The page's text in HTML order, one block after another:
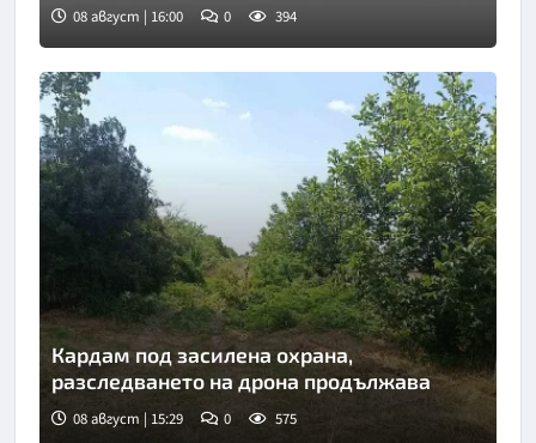
08 август | 16:00 0 394
Снимка: БНР
Кардам под засилена охрана,
разследването на дрона продължава
08 август | 15:29 0 575